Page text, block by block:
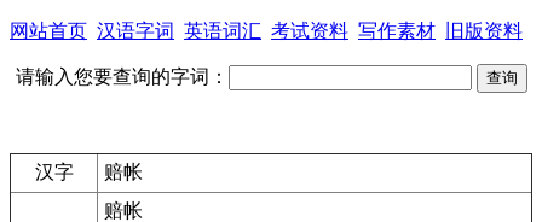
网站首页 汉语字词 英语词汇 考试资料 写作素材 旧版资料
请输入您要查询的字词：
汉字 赔帐
赔帐